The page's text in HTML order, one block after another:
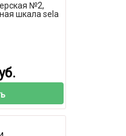
№2,
шкала sela